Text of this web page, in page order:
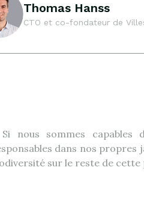
Thomas Hanss
CTO et co-fondateur de
nous sommes capables
dans nos propres
sur le reste de cette